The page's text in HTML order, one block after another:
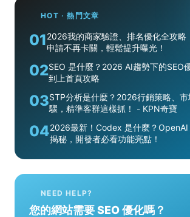
HOT · 熱門文章
012026我的商家驗證、排名優化全攻略
申請不再卡關，輕鬆提升曝光！
02SEO 是什麼？2026 AI趨勢下的SEO
到上首頁攻略
03STP分析是什麼？2026行銷策略、
驟，精準客群這樣抓！ - KPN奇寶
042026最新！Codex 是什麼？
揭秘，開發者必看功能亮點！
NEED HELP?
您的網站需要 SEO 優化嗎？